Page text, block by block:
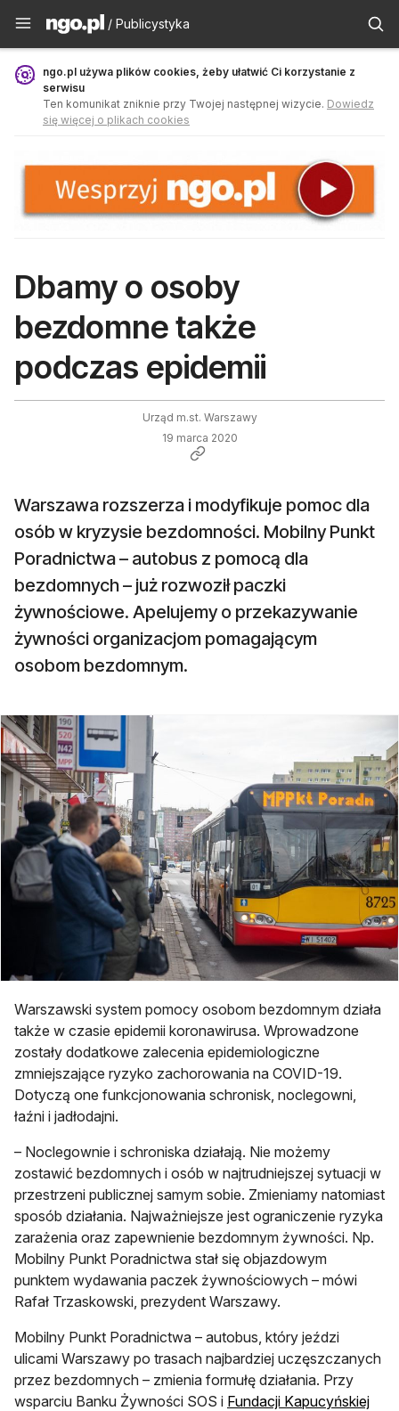
Publicystyka - ngo.pl
/ Publicystyka
ngo.pl używa plików cookies, żeby ułatwić Ci korzystanie z
serwisu
Ten komunikat zniknie przy Twojej następnej wizycie. Dowiedz
się więcej o plikach cookies
Dbamy o osoby
bezdomne także
podczas epidemii
Urząd m.st. Warszawy
19 marca 2020
Warszawa rozszerza i modyfikuje pomoc dla
osób w kryzysie bezdomności. Mobilny Punkt
Poradnictwa – autobus z pomocą dla
bezdomnych – już rozwoził paczki
żywnościowe. Apelujemy o przekazywanie
żywności organizacjom pomagającym
osobom bezdomnym.
Warszawski system pomocy osobom bezdomnym działa
także w czasie epidemii koronawirusa. Wprowadzone
zostały dodatkowe zalecenia epidemiologiczne
zmniejszające ryzyko zachorowania na COVID-19.
Dotyczą one funkcjonowania schronisk, noclegowni,
łaźni i jadłodajni.
– Noclegownie i schroniska działają. Nie możemy
zostawić bezdomnych i osób w najtrudniejszej sytuacji w
przestrzeni publicznej samym sobie. Zmieniamy natomiast
sposób działania. Najważniejsze jest ograniczenie ryzyka
zarażenia oraz zapewnienie bezdomnym żywności. Np.
Mobilny Punkt Poradnictwa stał się objazdowym
punktem wydawania paczek żywnościowych – mówi
Rafał Trzaskowski, prezydent Warszawy.
Mobilny Punkt Poradnictwa – autobus, który jeździ
ulicami Warszawy po trasach najbardziej uczęszczanych
przez bezdomnych – zmienia formułę działania. Przy
wsparciu Banku Żywności SOS i Fundacji Kapucyńskiej